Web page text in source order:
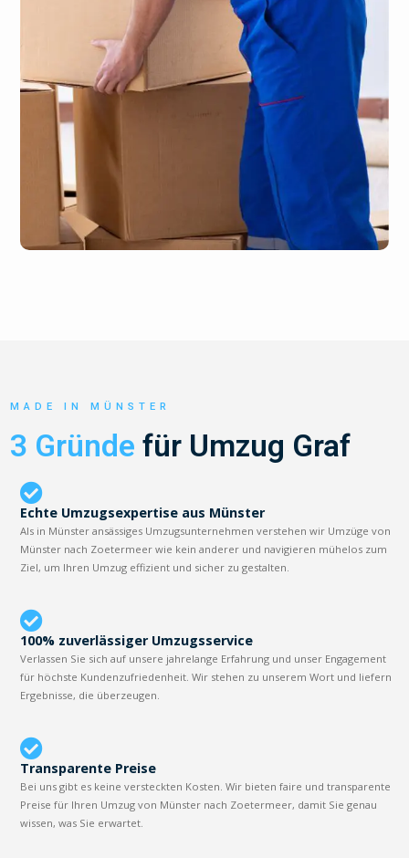
MADE IN MÜNSTER
3 Gründe für Umzug Graf
Echte Umzugsexpertise aus Münster
Als in Münster ansässiges Umzugsunternehmen verstehen wir Umzüge von
Münster nach Zoetermeer wie kein anderer und navigieren mühelos zum
Ziel, um Ihren Umzug effizient und sicher zu gestalten.
100% zuverlässiger Umzugsservice
Verlassen Sie sich auf unsere jahrelange Erfahrung und unser Engagement
für höchste Kundenzufriedenheit. Wir stehen zu unserem Wort und liefern
Ergebnisse, die überzeugen.
Transparente Preise
Bei uns gibt es keine versteckten Kosten. Wir bieten faire und transparente
Preise für Ihren Umzug von Münster nach Zoetermeer, damit Sie genau
wissen, was Sie erwartet.